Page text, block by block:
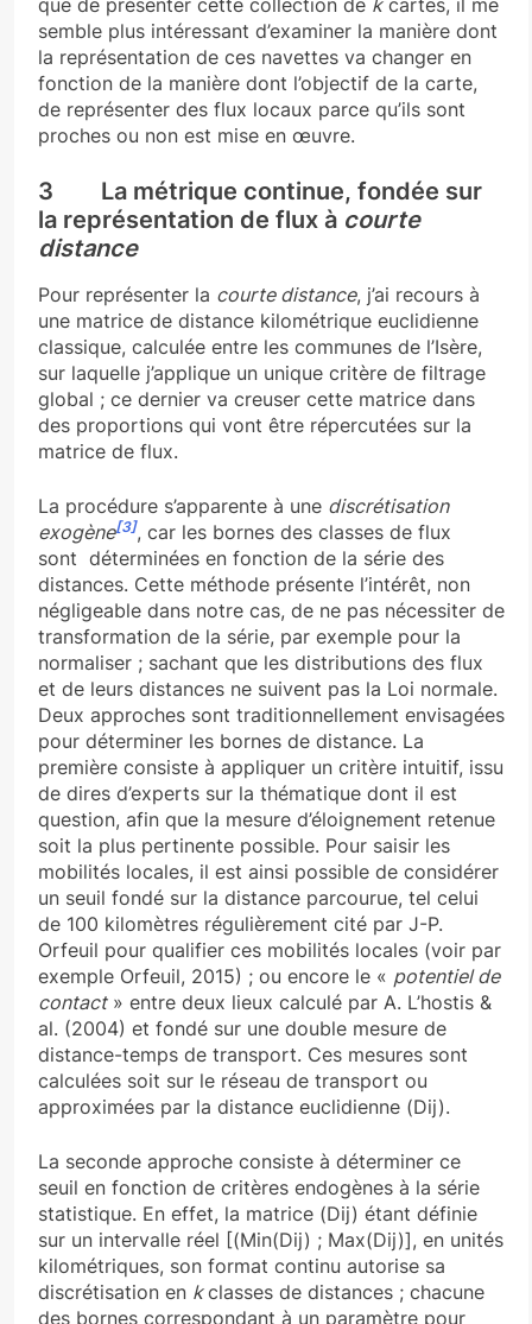
que de présenter cette collection de kcartes, il me
semble plus intéressant d’examiner la manière dont
la représentation de ces navettes va changer en
fonction de la manière dont l’objectif de la carte,
de représenter des flux locaux parce qu’ils sont
proches ou non est mise en œuvre.
3 La métrique continue, fondée sur
la représentation de flux à courte
distance
Pour représenter la courte distance, j’ai recours à
une matrice de distance kilométrique euclidienne
classique, calculée entre les communes de l’Isère,
sur laquelle j’applique un unique critère de filtrage
global ; ce dernier va creuser cette matrice dans
des proportions qui vont être répercutées sur la
matrice de flux.
La procédure s’apparente à une discrétisation
exogène[3], car les bornes des classes de flux
sont déterminées en fonction de la série des
distances. Cette méthode présente l’intérêt, non
négligeable dans notre cas, de ne pas nécessiter de
transformation de la série, par exemple pour la
normaliser ; sachant que les distributions des flux
et de leurs distances ne suivent pas la Loi normale.
Deux approches sont traditionnellement envisagées
pour déterminer les bornes de distance. La
première consiste à appliquer un critère intuitif, issu
de dires d’experts sur la thématique dont il est
question, afin que la mesure d’éloignement retenue
soit la plus pertinente possible. Pour saisir les
mobilités locales, il est ainsi possible de considérer
un seuil fondé sur la distance parcourue, tel celui
de 100 kilomètres régulièrement cité par J-P.
Orfeuil pour qualifier ces mobilités locales (voir par
exemple Orfeuil, 2015) ; ou encore le « potentiel de
contact» entre deux lieux calculé par A. L’hostis &
al. (2004) et fondé sur une double mesure de
distance-temps de transport. Ces mesures sont
calculées soit sur le réseau de transport ou
approximées par la distance euclidienne (Dij).
La seconde approche consiste à déterminer ce
seuil en fonction de critères endogènes à la série
statistique. En effet, la matrice (Dij) étant définie
sur un intervalle réel [(Min(Dij) ; Max(Dij)], en unités
kilométriques, son format continu autorise sa
discrétisation en kclasses de distances ; chacune
des bornes correspondant à un paramètre pour